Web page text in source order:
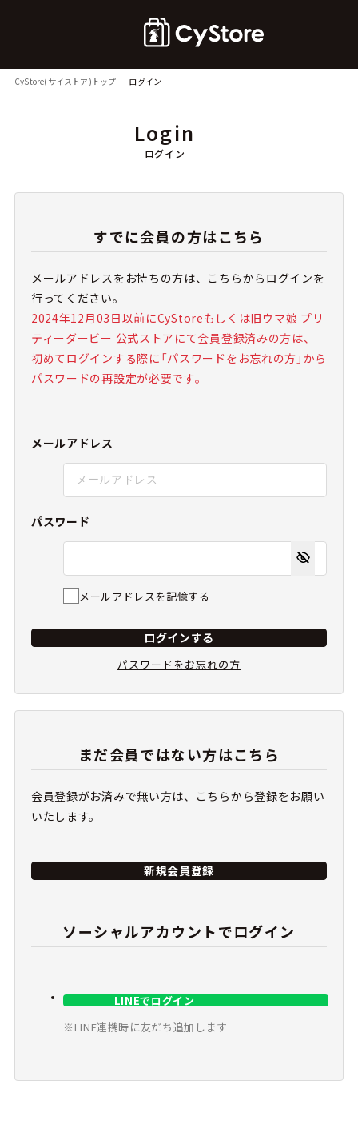
CyStore(サイストア)トップ ログイン
ログイン
Login
すでに会員の方はこちら
メールアドレスをお持ちの方は、こちらからログインを
行ってください。
2024年12月03日以前にCyStoreもしくは旧ウマ娘 プリ
ティーダービー 公式ストアにて会員登録済みの方は、
初めてログインする際に「パスワードをお忘れの方」から
パスワードの再設定が必要です。
メールアドレス
パスワード
メールアドレスを記憶する
ログインする
パスワードをお忘れの方
まだ会員ではない方はこちら
会員登録がお済みで無い方は、こちらから登録をお願い
いたします。
新規会員登録
ソーシャルアカウントでログイン
LINEでログイン
※LINE連携時に友だち追加します